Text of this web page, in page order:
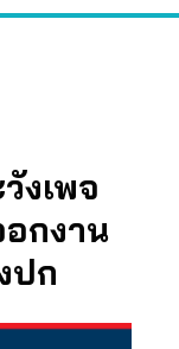
งเพจ
กงาน
ปก